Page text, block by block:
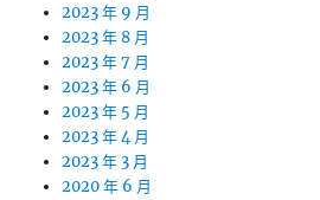
2023 年 9 月
2023 年 8 月
2023 年 7 月
2023 年 6 月
2023 年 5 月
2023 年 4 月
2023 年 3 月
2020 年 6 月